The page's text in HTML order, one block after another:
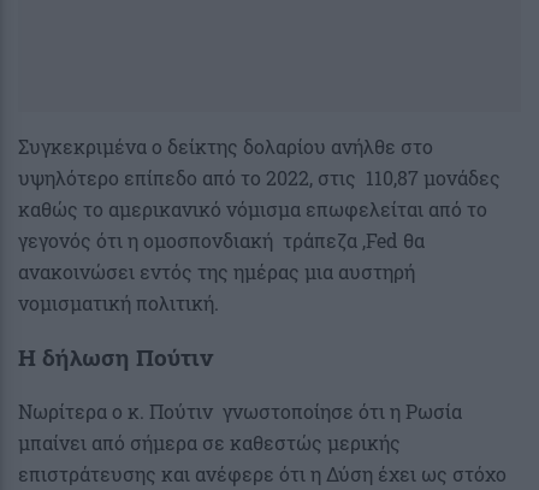
Συγκεκριμένα ο δείκτης δολαρίου ανήλθε στο
υψηλότερο επίπεδο από το 2022, στις 110,87 μονάδες
καθώς το αμερικανικό νόμισμα επωφελείται από το
γεγονός ότι η ομοσπονδιακή τράπεζα ,Fed θα
ανακοινώσει εντός της ημέρας μια αυστηρή
νομισματική πολιτική.
Η δήλωση Πούτιν
Νωρίτερα ο κ. Πούτιν γνωστοποίησε ότι η Ρωσία
μπαίνει από σήμερα σε καθεστώς μερικής
επιστράτευσης και ανέφερε ότι η Δύση έχει ως στόχο